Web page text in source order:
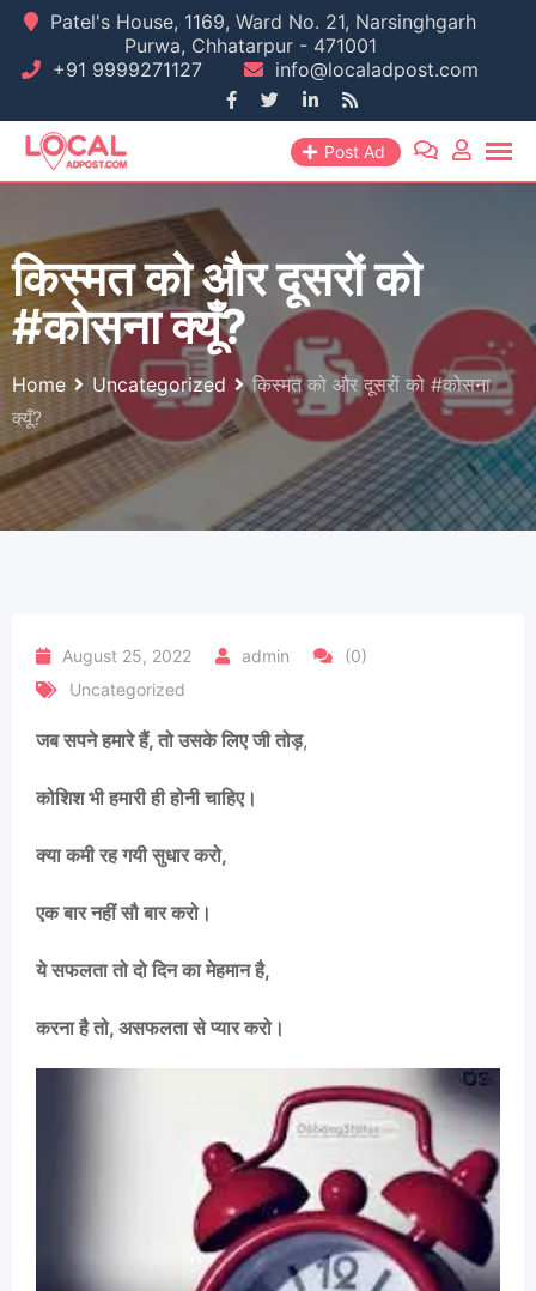
Skip
content
Patel's House, 1169, Ward No. 21, Narsinghgarh
Purwa, Chhatarpur - 471001
+91 9999271127
info@localadpost.com
Post Ad
किस्मत को और दूसरों को
#कोसना क्यूँ?
Home Uncategorized
किस्मत को और दूसरों को #कोसना
क्यूँ?
August 25, 2022 admin
(0)
Uncategorized
जब सपने हमारे हैं, तो उसके लिए जी तोड़,
कोशिश भी हमारी ही होनी चाहिए।
क्या कमी रह गयी सुधार करो,
एक बार नहीं सौ बार करो।
ये सफलता तो दो दिन का मेहमान है,
करना है तो, असफलता से प्यार करो।